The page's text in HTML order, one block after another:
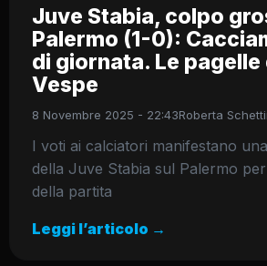
Juve Stabia, colpo
Palermo (1-0):
di giornata. Le pagelle
Vespe
8 Novembre 2025 - 22:43Roberta
I voti ai calciatori manifestano
della Juve Stabia sul Palermo
della partita
Leggi l’articolo →